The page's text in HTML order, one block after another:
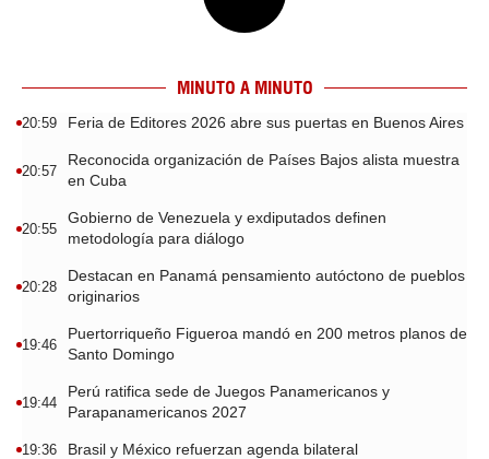
MINUTO A MINUTO
20:59 Feria de Editores 2026 abre sus puertas en Buenos Aires
20:57
Reconocida organización de Países Bajos alista muestra
en Cuba
20:55
Gobierno de Venezuela y exdiputados definen
metodología para diálogo
20:28
Destacan en Panamá pensamiento autóctono de pueblos
originarios
19:46
Puertorriqueño Figueroa mandó en 200 metros planos de
Santo Domingo
19:44
Perú ratifica sede de Juegos Panamericanos y
Parapanamericanos 2027
19:36 Brasil y México refuerzan agenda bilateral